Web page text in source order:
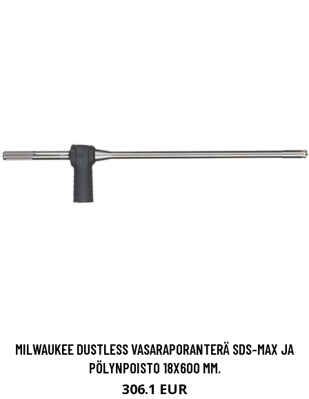
MILWAUKEE DUSTLESS VASARAPORANTERÄ SDS-MAX JA
PÖLYNPOISTO 18X600 MM.
306.1 EUR